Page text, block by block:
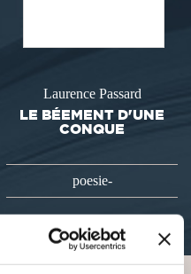
Laurence Passard
LE BÉEMENT D'UNE
CONQUE
poesie-
10€00